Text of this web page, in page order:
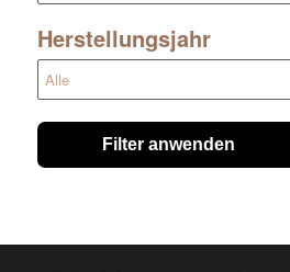
Herstellungsjahr
Filter anwenden